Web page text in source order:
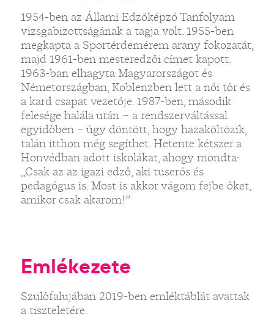
1954-ben az Állami Edzőképző Tanfolyam
vizsgabizottságának a tagja volt. 1955-ben
megkapta a Sportérdemérem arany fokozatát,
majd 1961-ben mesteredzői címet kapott.
1963-ban elhagyta Magyarországot és
Németországban, Koblenzben lett a női tőr és
a kard csapat vezetője. 1987-ben, második
felesége halála után – a rendszerváltással
egyidőben – úgy döntött, hogy hazaköltözik,
talán itthon még segíthet. Hetente kétszer a
Honvédban adott iskolákat, ahogy mondta:
„Csak az az igazi edző, aki tuserős és
pedagógus is. Most is akkor vágom fejbe őket,
amikor csak akarom!”
Emlékezete
Szülőfalujában 2019-ben emléktáblát avattak
a tiszteletére.